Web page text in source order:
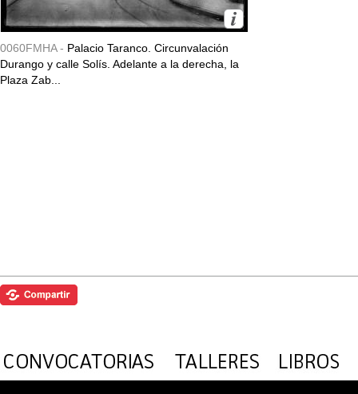
0060FMHA - Palacio Taranco. Circunvalación
Durango y calle Solís. Adelante a la derecha, la
Plaza Zab...